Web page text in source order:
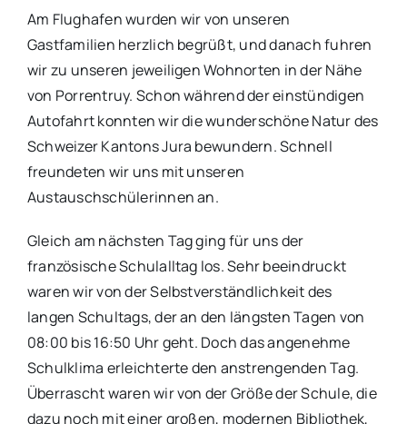
Am Flughafen wurden wir von unseren
Gastfamilien herzlich begrüßt, und danach fuhren
wir zu unseren jeweiligen Wohnorten in der Nähe
von Porrentruy. Schon während der einstündigen
Autofahrt konnten wir die wunderschöne Natur des
Schweizer Kantons Jura bewundern. Schnell
freundeten wir uns mit unseren
Austauschschülerinnen an.
Gleich am nächsten Tag ging für uns der
französische Schulalltag los. Sehr beeindruckt
waren wir von der Selbstverständlichkeit des
langen Schultags, der an den längsten Tagen von
08:00 bis 16:50 Uhr geht. Doch das angenehme
Schulklima erleichterte den anstrengenden Tag.
Überrascht waren wir von der Größe der Schule, die
dazu noch mit einer großen, modernen Bibliothek,